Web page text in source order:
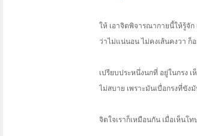
ให้ เอาจิตพิจารณากายนี้ให้รู้จัก
ว่าไม่แน่นอน ไม่คงเส้นคงวา ก็
เปรียบประหนึ่งนกที่ อยู่ในกรง
ไม่สบาย เพราะมันเบื่อกรงที่ขังมั
จิตใจเราก็เหมือนกัน เมื่อเห็น